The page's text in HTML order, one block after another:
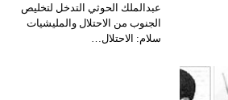
عبدالملك الحوثي التدخل لتخليص
الجنوب من الاحتلال والمليشيات
سلام: الاحتلال…